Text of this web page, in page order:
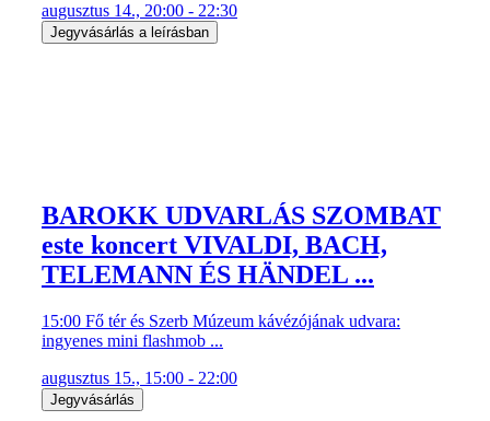
augusztus 14., 20:00 - 22:30
Jegyvásárlás a leírásban
BAROKK UDVARLÁS SZOMBAT
este koncert VIVALDI, BACH,
TELEMANN ÉS HÄNDEL ...
15:00 Fő tér és Szerb Múzeum kávézójának udvara:
ingyenes mini flashmob ...
augusztus 15., 15:00 - 22:00
Jegyvásárlás